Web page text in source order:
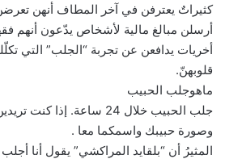
كثيراتٌ يعترفن في آخر المطاف أنهن
أرسلن مبالغ مالية لأشخاص يدّعون أنهم
أخريات يدافعن عن تجربة “الجلب” التي
قلوبهنّ.
ماهوجلب الحبيب
جلب الحبيب خلال 24 ساعة.
وصورة حبيبك واسمكما معا .